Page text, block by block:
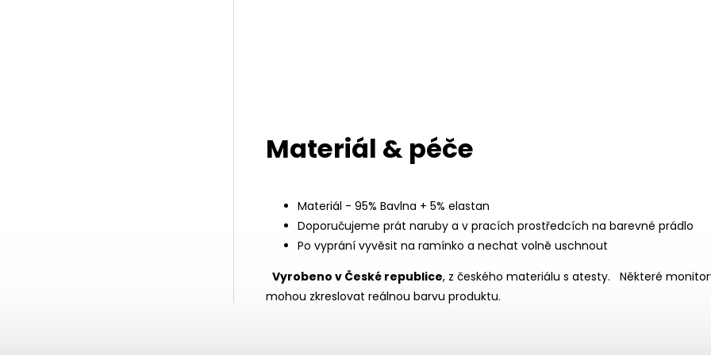
Materiál & péče
Materiál - 95% Bavlna + 5% elastan
Doporučujeme prát naruby a v pracích prostředcích na barevné prádlo
Po vyprání vyvěsit na ramínko a nechat volně uschnout
Vyrobeno v České republice, z českého materiálu s atesty.
Některé
mohou zkreslovat reálnou barvu produktu.